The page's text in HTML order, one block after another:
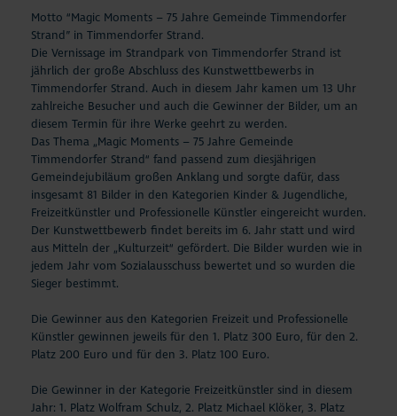
Motto “Magic Moments – 75 Jahre Gemeinde Timmendorfer
Strand” in Timmendorfer Strand.
Die Vernissage im Strandpark von Timmendorfer Strand ist
jährlich der große Abschluss des Kunstwettbewerbs in
Timmendorfer Strand. Auch in diesem Jahr kamen um 13 Uhr
zahlreiche Besucher und auch die Gewinner der Bilder, um an
diesem Termin für ihre Werke geehrt zu werden.
Das Thema „Magic Moments – 75 Jahre Gemeinde
Timmendorfer Strand“ fand passend zum diesjährigen
Gemeindejubiläum großen Anklang und sorgte dafür, dass
insgesamt 81 Bilder in den Kategorien Kinder & Jugendliche,
Freizeitkünstler und Professionelle Künstler eingereicht wurden.
Der Kunstwettbewerb findet bereits im 6. Jahr statt und wird
aus Mitteln der „Kulturzeit“ gefördert. Die Bilder wurden wie in
jedem Jahr vom Sozialausschuss bewertet und so wurden die
Sieger bestimmt.
Die Gewinner aus den Kategorien Freizeit und Professionelle
Künstler gewinnen jeweils für den 1. Platz 300 Euro, für den 2.
Platz 200 Euro und für den 3. Platz 100 Euro.
Die Gewinner in der Kategorie Freizeitkünstler sind in diesem
Jahr: 1. Platz Wolfram Schulz, 2. Platz Michael Klöker, 3. Platz